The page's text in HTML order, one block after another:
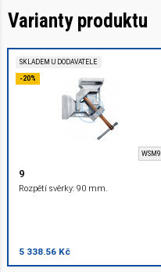
Varianty produktu
SKLADEM U DODAVATELE
-20%
WSM9
9
Rozpětí svěrky: 90 mm.
5 338.56 Kč